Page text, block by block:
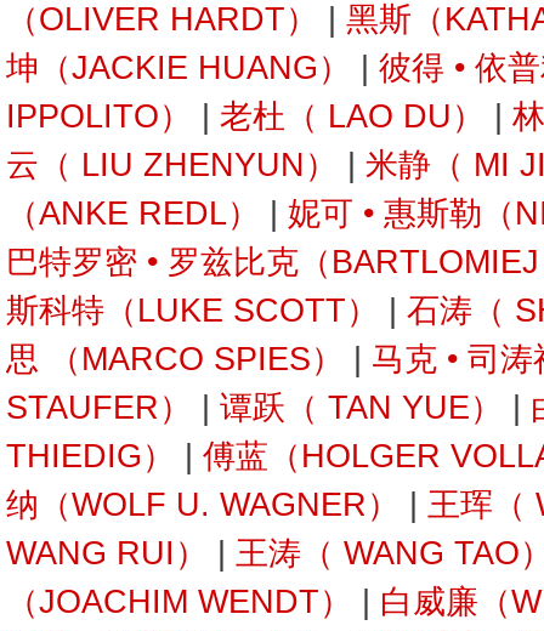
（OLIVER HARDT）
黑斯（
坤（JACKIE HUANG）
彼得 • 依
IPPOLITO）
老杜（ LAO DU）
云（ LIU ZHENYUN）
米静（ MI
（ANKE REDL）
妮可 • 惠斯勒（
巴特罗密 • 罗兹比克（
斯科特（LUKE SCOTT）
石涛（
思 （MARCO SPIES）
马克 • 司
STAUFER）
谭跃（ TAN YUE）
THIEDIG）
傅蓝（HOLGER
纳（WOLF U. WAGNER）
王珲（
WANG RUI）
王涛（ WANG TAO
（JOACHIM WENDT）
白威廉（